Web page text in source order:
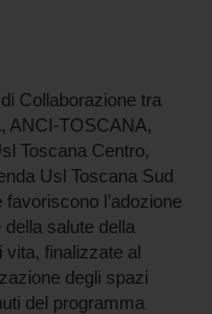
Collaborazione tra
ANCI-TOSCANA,
Toscana Centro,
Usl Toscana Sud
l’adozione
salute della
vita, finalizzate al
degli spazi
del programma